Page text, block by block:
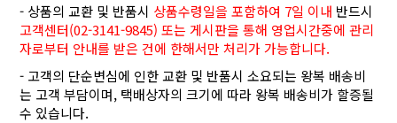
- 상품의 교환 및 반품시 상품수령일을 포함하여 7일 이내 반드시
고객센터(02-3141-9845) 또는 게시판을 통해 영업시간중에 관리
자로부터 안내를 받은 건에 한해서만 처리가 가능합니다.
- 고객의 단순변심에 인한 교환 및 반품시 소요되는 왕복 배송비
는 고객 부담이며, 택배상자의 크기에 따라 왕복 배송비가 할증될
수 있습니다.